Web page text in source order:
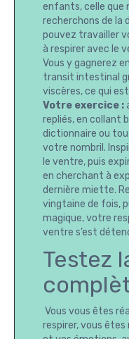
enfants, celle que
recherchons de la
pouvez travailler
à respirer avec le
Vous y gagnerez
transit intestinal
viscères, ce qui
Votre exercice :
repliés, en collant
dictionnaire ou
votre nombril.
le ventre, puis
en cherchant à
dernière miette.
vingtaine de fois,
magique, votre
ventre s’est
Testez
Vous vous êtes
respirer, vous